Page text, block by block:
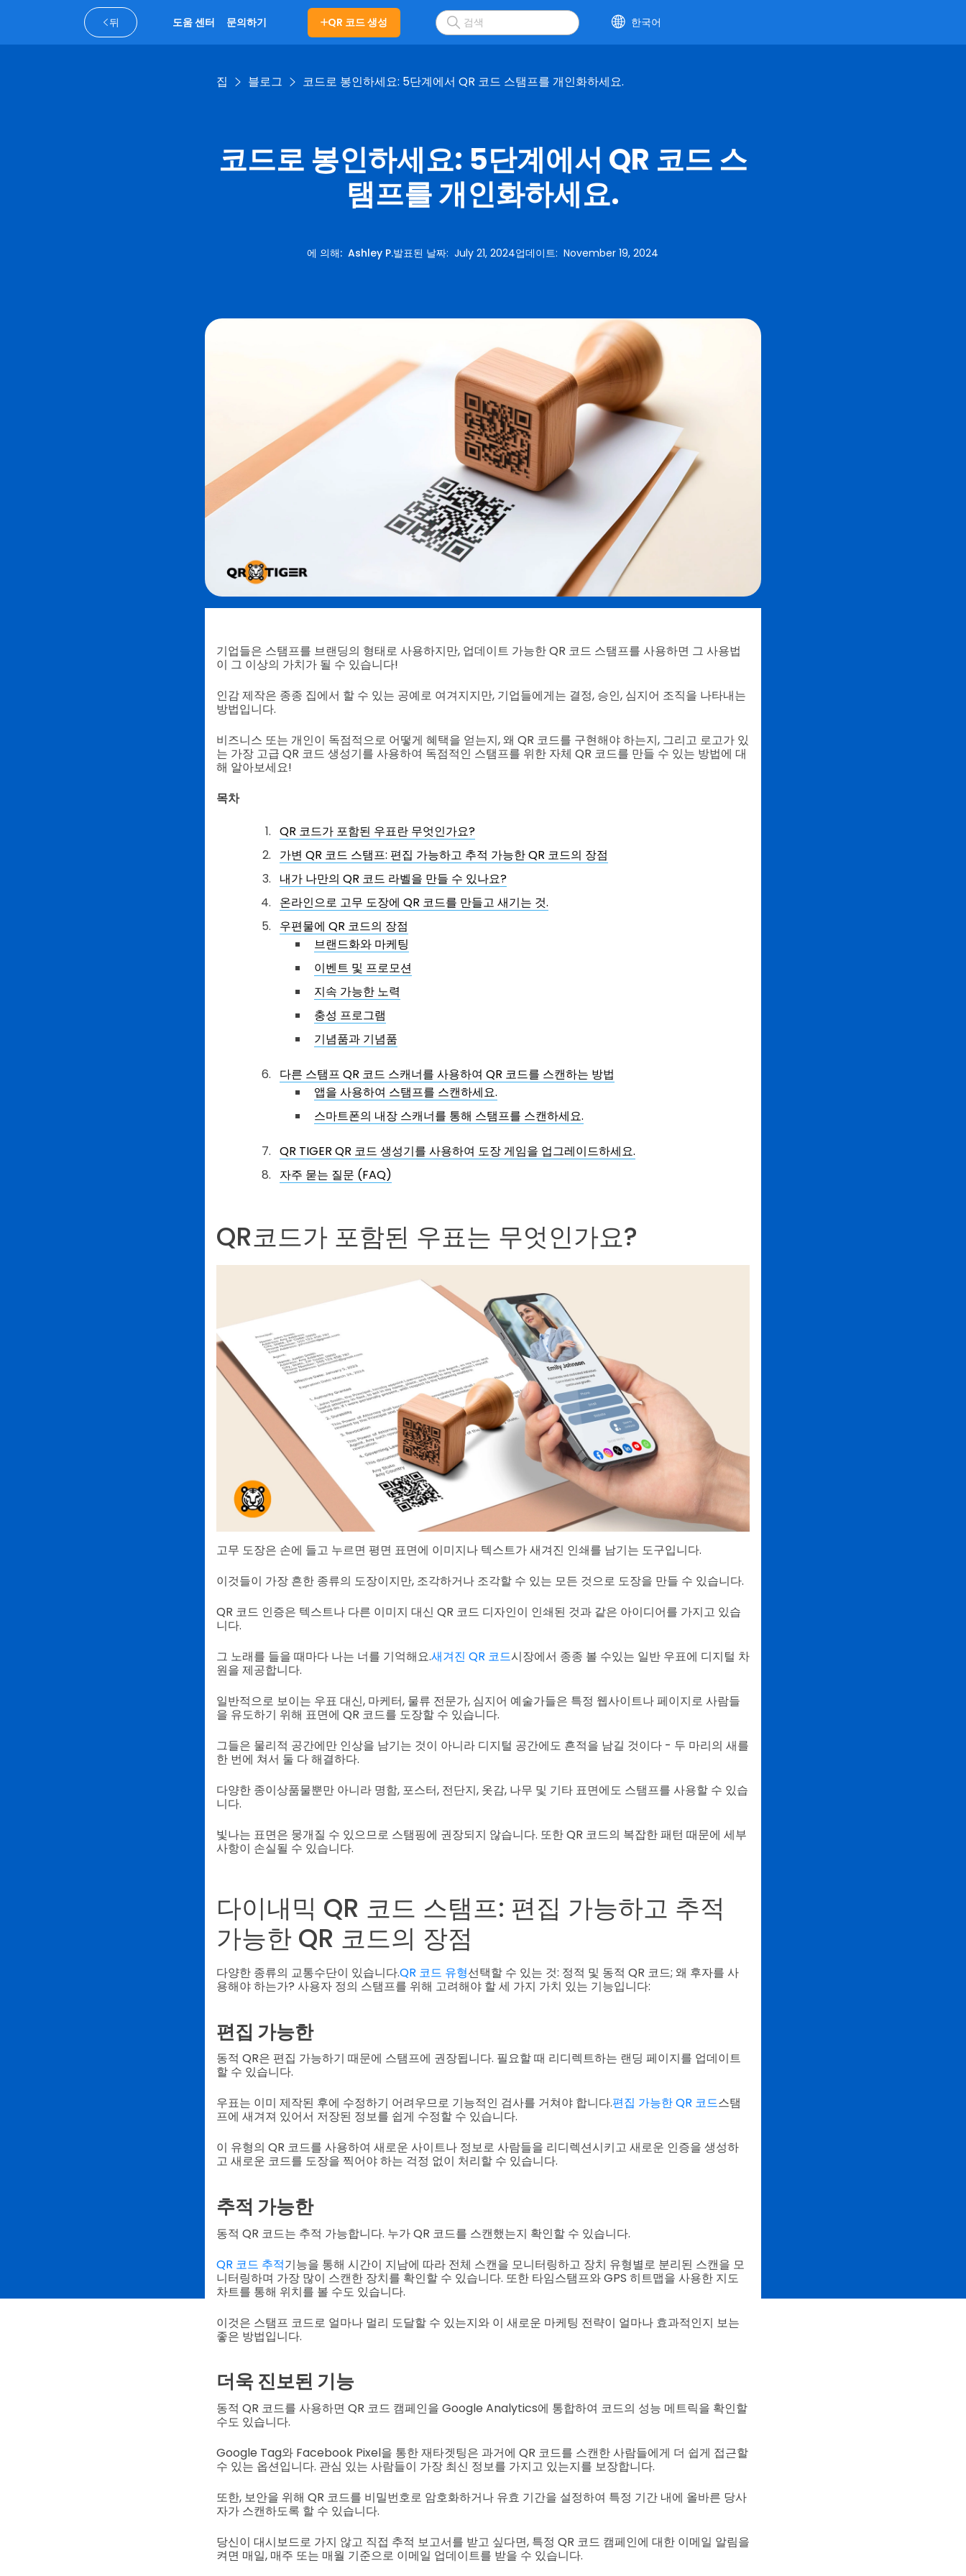
뒤 도움 센터 문의하기 QR 코드 생성 한국어
집 블로그 코드로 봉인하세요: 5단계에서 QR 코드 스탬프를 개인화하세요.
코드로 봉인하세요: 5단계에서 QR 코드 스
탬프를 개인화하세요.
에 의해:Ashley P.발표된 날짜:July 21, 2024업데이트:November 19, 2024
기업들은 스탬프를 브랜딩의 형태로 사용하지만, 업데이트 가능한 QR 코드 스탬프를 사용하면 그 사용법
이 그 이상의 가치가 될 수 있습니다!
인감 제작은 종종 집에서 할 수 있는 공예로 여겨지지만, 기업들에게는 결정, 승인, 심지어 조직을 나타내는
방법입니다.
비즈니스 또는 개인이 독점적으로 어떻게 혜택을 얻는지, 왜 QR 코드를 구현해야 하는지, 그리고 로고가 있
는 가장 고급 QR 코드 생성기를 사용하여 독점적인 스탬프를 위한 자체 QR 코드를 만들 수 있는 방법에 대
해 알아보세요!
목차
QR 코드가 포함된 우표란 무엇인가요?
가변 QR 코드 스탬프: 편집 가능하고 추적 가능한 QR 코드의 장점
내가 나만의 QR 코드 라벨을 만들 수 있나요?
온라인으로 고무 도장에 QR 코드를 만들고 새기는 것.
우편물에 QR 코드의 장점
브랜드화와 마케팅
이벤트 및 프로모션
지속 가능한 노력
충성 프로그램
기념품과 기념품
다른 스탬프 QR 코드 스캐너를 사용하여 QR 코드를 스캔하는 방법
앱을 사용하여 스탬프를 스캔하세요.
스마트폰의 내장 스캐너를 통해 스탬프를 스캔하세요.
QR TIGER QR 코드 생성기를 사용하여 도장 게임을 업그레이드하세요.
자주 묻는 질문 (FAQ)
QR코드가 포함된 우표는 무엇인가요?
고무 도장은 손에 들고 누르면 평면 표면에 이미지나 텍스트가 새겨진 인쇄를 남기는 도구입니다.
이것들이 가장 흔한 종류의 도장이지만, 조각하거나 조각할 수 있는 모든 것으로 도장을 만들 수 있습니다.
QR 코드 인증은 텍스트나 다른 이미지 대신 QR 코드 디자인이 인쇄된 것과 같은 아이디어를 가지고 있습
니다.
그 노래를 들을 때마다 나는 너를 기억해요.새겨진 QR 코드시장에서 종종 볼 수있는 일반 우표에 디지털 차
원을 제공합니다.
일반적으로 보이는 우표 대신, 마케터, 물류 전문가, 심지어 예술가들은 특정 웹사이트나 페이지로 사람들
을 유도하기 위해 표면에 QR 코드를 도장할 수 있습니다.
그들은 물리적 공간에만 인상을 남기는 것이 아니라 디지털 공간에도 흔적을 남길 것이다 - 두 마리의 새를
한 번에 쳐서 둘 다 해결하다.
다양한 종이상품물뿐만 아니라 명함, 포스터, 전단지, 옷감, 나무 및 기타 표면에도 스탬프를 사용할 수 있습
니다.
빛나는 표면은 뭉개질 수 있으므로 스탬핑에 권장되지 않습니다. 또한 QR 코드의 복잡한 패턴 때문에 세부
사항이 손실될 수 있습니다.
다이내믹 QR 코드 스탬프: 편집 가능하고 추적
가능한 QR 코드의 장점
다양한 종류의 교통수단이 있습니다.QR 코드 유형선택할 수 있는 것: 정적 및 동적 QR 코드; 왜 후자를 사
용해야 하는가? 사용자 정의 스탬프를 위해 고려해야 할 세 가지 가치 있는 기능입니다:
편집 가능한
동적 QR은 편집 가능하기 때문에 스탬프에 권장됩니다. 필요할 때 리디렉트하는 랜딩 페이지를 업데이트
할 수 있습니다.
우표는 이미 제작된 후에 수정하기 어려우므로 기능적인 검사를 거쳐야 합니다.편집 가능한 QR 코드스탬
프에 새겨져 있어서 저장된 정보를 쉽게 수정할 수 있습니다.
이 유형의 QR 코드를 사용하여 새로운 사이트나 정보로 사람들을 리디렉션시키고 새로운 인증을 생성하
고 새로운 코드를 도장을 찍어야 하는 걱정 없이 처리할 수 있습니다.
추적 가능한
동적 QR 코드는 추적 가능합니다. 누가 QR 코드를 스캔했는지 확인할 수 있습니다.
QR 코드 추적기능을 통해 시간이 지남에 따라 전체 스캔을 모니터링하고 장치 유형별로 분리된 스캔을 모
니터링하며 가장 많이 스캔한 장치를 확인할 수 있습니다. 또한 타임스탬프와 GPS 히트맵을 사용한 지도
차트를 통해 위치를 볼 수도 있습니다.
이것은 스탬프 코드로 얼마나 멀리 도달할 수 있는지와 이 새로운 마케팅 전략이 얼마나 효과적인지 보는
좋은 방법입니다.
더욱 진보된 기능
동적 QR 코드를 사용하면 QR 코드 캠페인을 Google Analytics에 통합하여 코드의 성능 메트릭을 확인할
수도 있습니다.
Google Tag와 Facebook Pixel을 통한 재타겟팅은 과거에 QR 코드를 스캔한 사람들에게 더 쉽게 접근할
수 있는 옵션입니다. 관심 있는 사람들이 가장 최신 정보를 가지고 있는지를 보장합니다.
또한, 보안을 위해 QR 코드를 비밀번호로 암호화하거나 유효 기간을 설정하여 특정 기간 내에 올바른 당사
자가 스캔하도록 할 수 있습니다.
당신이 대시보드로 가지 않고 직접 추적 보고서를 받고 싶다면, 특정 QR 코드 캠페인에 대한 이메일 알림을
켜면 매일, 매주 또는 매월 기준으로 이메일 업데이트를 받을 수 있습니다.